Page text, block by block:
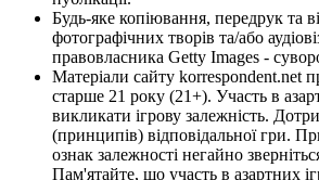
Будь-яке копіювання, передрук та
фотографічних творів та/або
правовласника Getty Images -
Матеріали сайту korrespondent.net
старше 21 року (21+). Участь в
викликати ігрову залежність.
(принципів) відповідальної гри.
ознак залежності негайно
Пам'ятайте, що участь в азартних